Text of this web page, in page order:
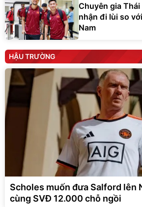
Chuyên gia
nhận đi lùi so
Nam
HẬU TRƯỜNG
Scholes muốn đưa Salford lên
cùng SVĐ 12.000 chỗ ngồi